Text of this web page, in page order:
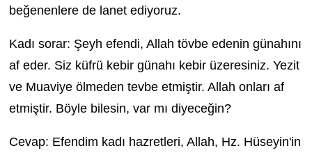
beğenenlere de lanet ediyoruz.
Kadı sorar: Şeyh efendi, Allah tövbe edenin günahını
af eder. Siz küfrü kebir günahı kebir üzeresiniz. Yezit
ve Muaviye ölmeden tevbe etmiştir. Allah onları af
etmiştir. Böyle bilesin, var mı diyeceğin?
Cevap: Efendim kadı hazretleri, Allah, Hz. Hüseyin'in